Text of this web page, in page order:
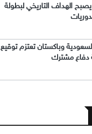
الهداف التاريخي لبطولة
وباكستان تعتزم توقيع
دفاع مشترك